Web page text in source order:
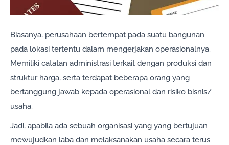
Biasanya, perusahaan bertempat pada suatu bangunan
pada lokasi tertentu dalam mengerjakan operasionalnya.
Memiliki catatan administrasi terkait dengan produksi dan
struktur harga, serta terdapat beberapa orang yang
bertanggung jawab kepada operasional dan risiko bisnis/
usaha.
Jadi, apabila ada sebuah organisasi yang yang bertujuan
mewujudkan laba dan melaksanakan usaha secara terus